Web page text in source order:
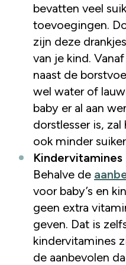
bevatten veel
toevoegingen.
zijn deze
van je kind.
naast de
wel water of
baby er al aan
dorstlesser is,
ook minder
Kindervitamines
Behalve de
voor baby’s en
geen extra
geven. Dat is
kindervitamines
de aanbevolen